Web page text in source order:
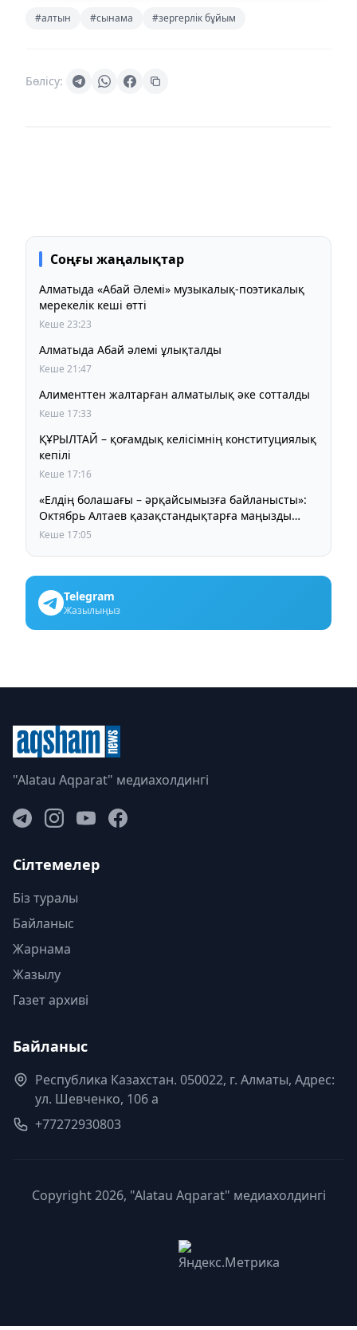
#алтын #сынама #зергерлік бұйым
Бөлісу:
Соңғы жаңалықтар
Алматыда «Абай Әлемі» музыкалық-поэтикалық
мерекелік кеші өтті
Кеше 23:23
Алматыда Абай әлемі ұлықталды
Кеше 21:47
Алименттен жалтарған алматылық әке сотталды
Кеше 17:33
ҚҰРЫЛТАЙ – қоғамдық келісімнің конституциялық
кепілі
Кеше 17:16
«Елдің болашағы – әрқайсымызға байланысты»:
Октябрь Алтаев қазақстандықтарға маңызды
үндеу жасады
Кеше 17:05
Telegram
Жазылыңыз
"Alatau Aqparat" медиахолдингі
Сілтемелер
Біз туралы
Байланыс
Жарнама
Жазылу
Газет архиві
Байланыс
Республика Казахстан. 050022, г. Алматы, Адрес:
ул. Шевченко, 106 а
+77272930803
Copyright 2026, "Alatau Aqparat" медиахолдингі